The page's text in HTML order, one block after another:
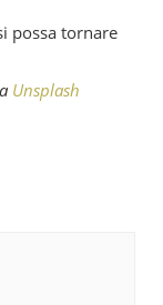
possa tornare
Unsplash